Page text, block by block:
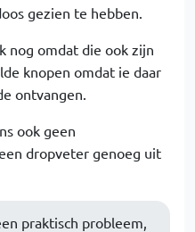
gezien te hebben.
nog omdat die ook zijn
knopen omdat ie daar
ontvangen.
ook geen
dropveter genoeg uit
praktisch probleem,